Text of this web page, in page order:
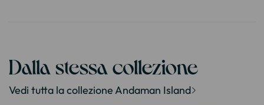
Dalla stessa collezione
Vedi tutta la collezione Andaman Island